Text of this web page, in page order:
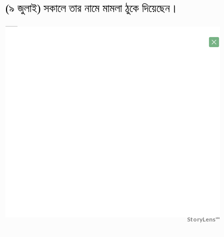
(৯ জুলাই) সকালে তার নামে মামলা ঠুকে দিয়েছেন।
StoryLens™